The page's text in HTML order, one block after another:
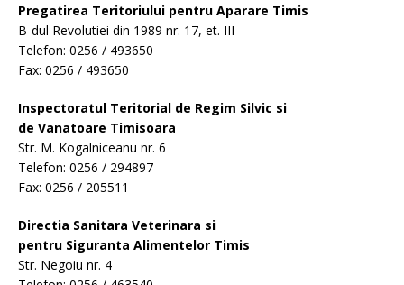
Pregatirea Teritoriului pentru Aparare Timis
B-dul Revolutiei din 1989 nr. 17, et. III
Telefon: 0256 / 493650
Fax: 0256 / 493650
Inspectoratul Teritorial de Regim Silvic si
de Vanatoare Timisoara
Str. M. Kogalniceanu nr. 6
Telefon: 0256 / 294897
Fax: 0256 / 205511
Directia Sanitara Veterinara si
pentru Siguranta Alimentelor Timis
Str. Negoiu nr. 4